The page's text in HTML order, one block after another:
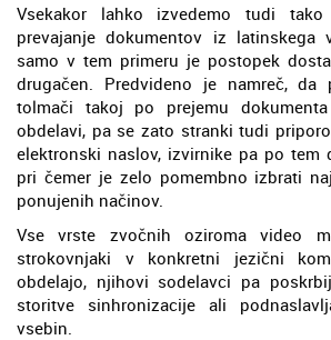
Vsekakor lahko izvedemo tudi tako
prevajanje dokumentov iz
samo v tem primeru je postopek
drugačen. Predvideno je namreč, da
tolmači takoj po prejemu
obdelavi, pa se zato stranki tudi
elektronski naslov, izvirnike pa po tem
pri čemer je zelo pomembno izbrati
ponujenih načinov.
Vse vrste zvočnih oziroma video
strokovnjaki v konkretni jezični
obdelajo, njihovi sodelavci pa
storitve sinhronizacije ali
vsebin.